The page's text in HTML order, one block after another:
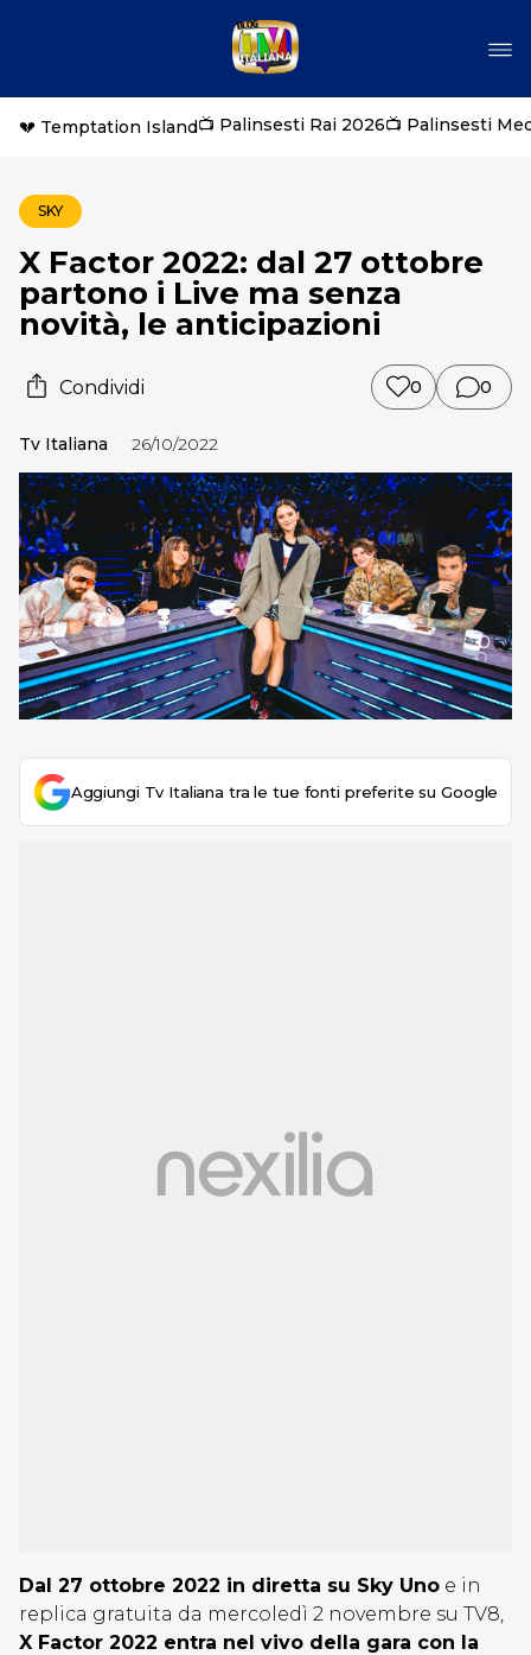
💔 Temptation Island📺 Palinsesti Rai 2026📺 Palinsesti
SKY
X Factor 2022: dal 27 ottobre
partono i Live ma senza
novità, le anticipazioni
Condividi 0 0
Tv Italiana 26/10/2022
Aggiungi Tv Italiana tra le tue fonti preferite su Google
Dal 27 ottobre 2022 in diretta su Sky Uno e in
replica gratuita da mercoledì 2 novembre su TV8,
X Factor 2022 entra nel vivo della gara con la